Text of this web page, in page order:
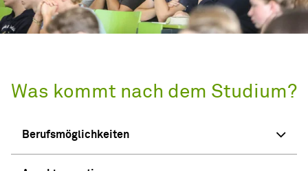
Was kommt nach dem Studium?
Berufsmöglichkeiten